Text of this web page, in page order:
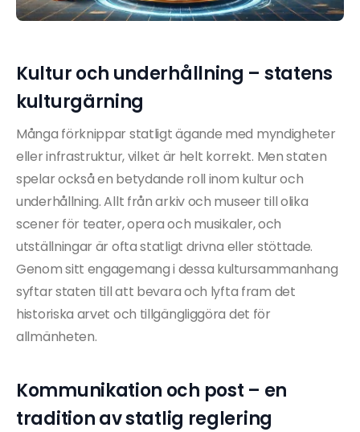
Kultur och underhållning – statens
kulturgärning
Många förknippar statligt ägande med myndigheter
eller infrastruktur, vilket är helt korrekt. Men staten
spelar också en betydande roll inom kultur och
underhållning. Allt från arkiv och museer till olika
scener för teater, opera och musikaler, och
utställningar är ofta statligt drivna eller stöttade.
Genom sitt engagemang i dessa kultursammanhang
syftar staten till att bevara och lyfta fram det
historiska arvet och tillgängliggöra det för
allmänheten.
Kommunikation och post – en
tradition av statlig reglering